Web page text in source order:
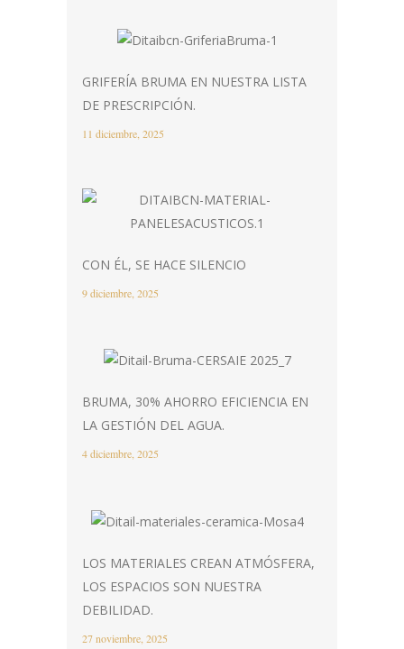
GRIFERÍA BRUMA EN NUESTRA LISTA
DE PRESCRIPCIÓN.
11 diciembre, 2025
CON ÉL, SE HACE SILENCIO
9 diciembre, 2025
BRUMA, 30% AHORRO EFICIENCIA EN
LA GESTIÓN DEL AGUA.
4 diciembre, 2025
LOS MATERIALES CREAN ATMÓSFERA,
LOS ESPACIOS SON NUESTRA
DEBILIDAD.
27 noviembre, 2025